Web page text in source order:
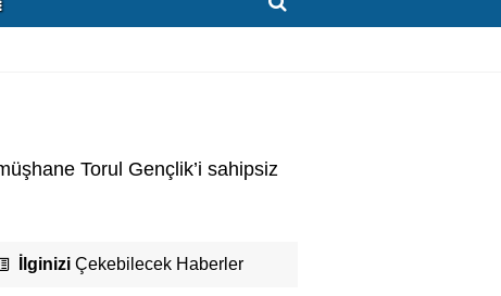
Torul Gençlik’i sahipsiz
İlginiziÇekebilecek Haberler